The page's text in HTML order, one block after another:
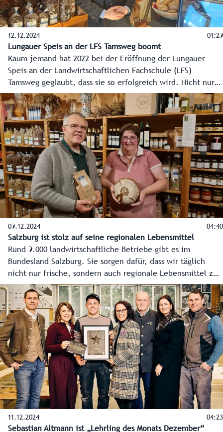
12.12.2024 01:29
Lungauer Speis an der LFS Tamsweg boomt
Kaum jemand hat 2022 bei der Eröffnung der Lungauer
Speis an der Landwirtschaftlichen Fachschule (LFS)
Tamsweg geglaubt, dass sie so erfolgreich wird. Nicht nur
bei den Kunden im Lungau kommt seither das Angebot
enorm gut an, auch bei den Betrieben, die dort ihre
regionalen Produkte - neben den Erzeugnissen der LFS -
immer mehr anbieten wollen.
09.12.2024 04:40
Salzburg ist stolz auf seine regionalen Lebensmittel
Rund 9.000 landwirtschaftliche Betriebe gibt es im
Bundesland Salzburg. Sie sorgen dafür, dass wir täglich
nicht nur frische, sondern auch regionale Lebensmittel zur
Verfügung haben. Die Salzburger Bäuerinnen und Bauern
bewirtschaften mehr als 163.000 Hektar landwirtschaftliche
Nutzfläche. Zwei dieser Betrieben haben wir vom Feld bis
zum fertigen Produkt begleitet.
11.12.2024 04:23
Sebastian Altmann ist „Lehrling des Monats Dezember“